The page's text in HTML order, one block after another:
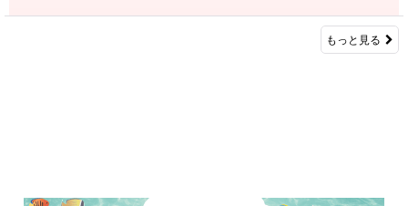
もっと見る